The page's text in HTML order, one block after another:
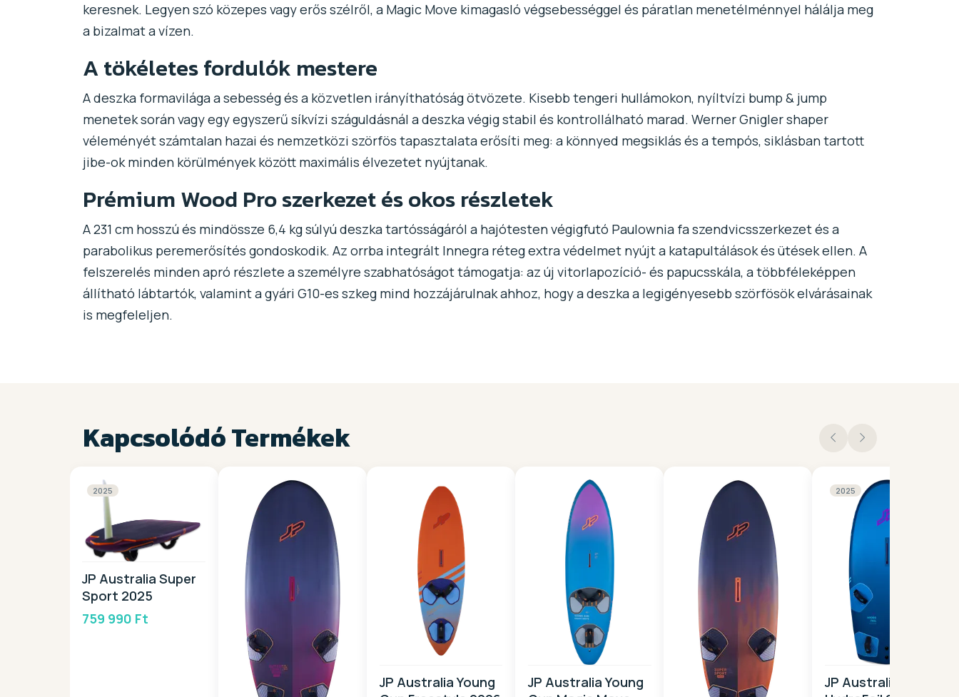
keresnek. Legyen szó közepes vagy erős szélről, a Magic Move kimagasló végsebességgel és páratlan menetélménnyel hálálja meg
a bizalmat a vízen.
A tökéletes fordulók mestere
A deszka formavilága a sebesség és a közvetlen irányíthatóság ötvözete. Kisebb tengeri hullámokon, nyíltvízi bump & jump
menetek során vagy egy egyszerű síkvízi száguldásnál a deszka végig stabil és kontrollálható marad. Werner Gnigler shaper
véleményét számtalan hazai és nemzetközi szörfös tapasztalata erősíti meg: a könnyed megsiklás és a tempós, siklásban tartott
jibe-ok minden körülmények között maximális élvezetet nyújtanak.
Prémium Wood Pro szerkezet és okos részletek
A 231 cm hosszú és mindössze 6,4 kg súlyú deszka tartósságáról a hajótesten végigfutó Paulownia fa szendvicsszerkezet és a
parabolikus peremerősítés gondoskodik. Az orrba integrált Innegra réteg extra védelmet nyújt a katapultálások és ütések ellen. A
felszerelés minden apró részlete a személyre szabhatóságot támogatja: az új vitorlapozíció- és papucsskála, a többféleképpen
állítható lábtartók, valamint a gyári G10-es szkeg mind hozzájárulnak ahhoz, hogy a deszka a legigényesebb szörfösök elvárásainak
is megfeleljen.
Kapcsolódó Termékek
2025
JP Australia Super
Sport 2025
759 990 Ft
JP Australia Young
JP Australia Young
2025
JP Australia